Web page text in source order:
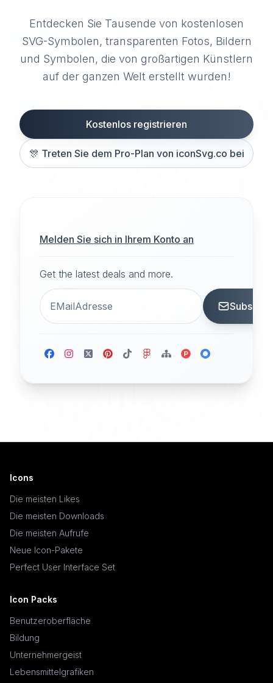
Entdecken Sie Tausende von kostenlosen
SVG-Symbolen, transparenten Fotos, Bildern
und Symbolen, die von großartigen Künstlern
auf der ganzen Welt erstellt wurden!
Kostenlos registrieren
🎊 Treten Sie dem Pro-Plan von iconSvg.co bei
Melden Sie sich in Ihrem Konto an
Get the latest deals and more.
Icons
Die meisten Likes
Die meisten Downloads
Die meisten Aufrufe
Neue Icon-Pakete
Perfect User Interface Set
Icon Packs
Benutzeroberfläche
Bildung
Unternehmergeist
Lebensmittelgrafiken